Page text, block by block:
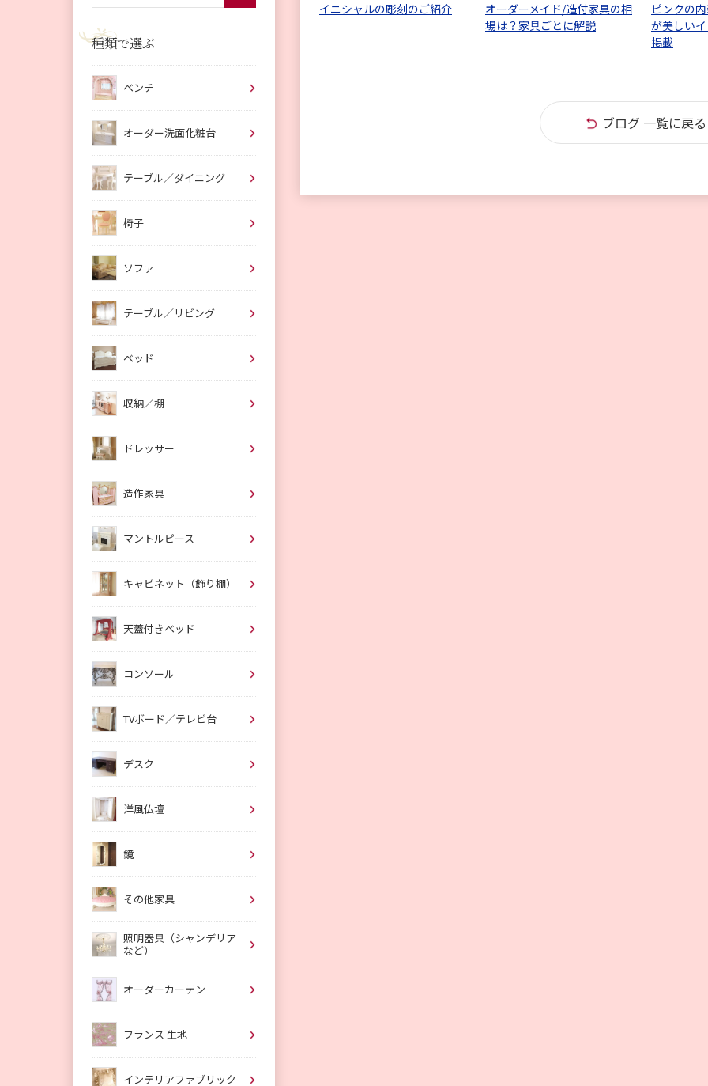
イニシャルの彫刻のご紹介
オーダーメイド/造付家具の相
場は？家具ごとに解説
ピンクの
が美しい
掲載
ブログ 一覧に戻る
種類で選ぶ
ベンチ
オーダー洗面化粧台
テーブル／ダイニング
椅子
ソファ
テーブル／リビング
ベッド
収納／棚
ドレッサー
造作家具
マントルピース
キャビネット（飾り棚）
天蓋付きベッド
コンソール
TVボード／テレビ台
デスク
洋風仏壇
鏡
その他家具
照明器具（シャンデリア
など）
オーダーカーテン
フランス 生地
インテリアファブリック